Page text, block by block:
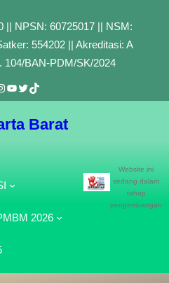
|| NPSN: 60725017 || NSM:
554202 || Akreditasi: A
104/BAN-PDM/SK/2024
YouTube
Twitter
TikTok
Barat
2026
Website ini
sedang dalam
tahap
pengembangan